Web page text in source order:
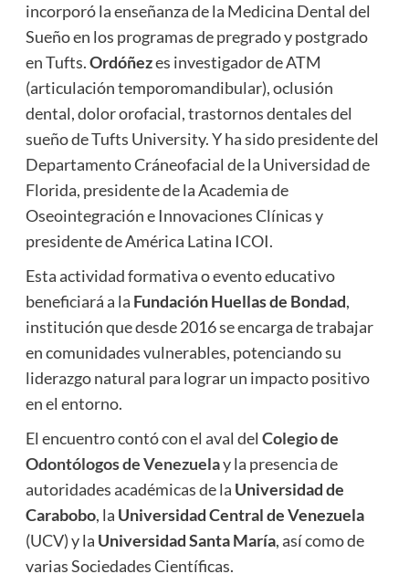
incorporó la enseñanza de la Medicina Dental del
Sueño en los programas de pregrado y postgrado
en Tufts.Ordóñezes investigador de ATM
(articulación temporomandibular), oclusión
dental, dolor orofacial, trastornos dentales del
sueño de Tufts University. Y ha sido presidente del
Departamento Cráneofacial de la Universidad de
Florida, presidente de la Academia de
Oseointegración e Innovaciones Clínicas y
presidente de América Latina ICOI.
Esta actividad formativa o evento educativo
beneficiará a la Fundación Huellas de Bondad,
institución que desde 2016 se encarga de trabajar
en comunidades vulnerables, potenciando su
liderazgo natural para lograr un impacto positivo
en el entorno.
El encuentro contó con el aval del Colegio de
Odontólogos de Venezuelay la presencia de
autoridades académicas de la Universidad de
Carabobo, la Universidad Central de Venezuela
(UCV) y la Universidad Santa María, así como de
varias Sociedades Científicas.